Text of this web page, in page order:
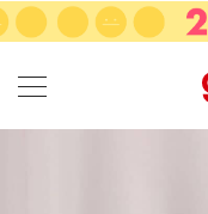
カテゴリーから探す
カテゴリ
サイズ